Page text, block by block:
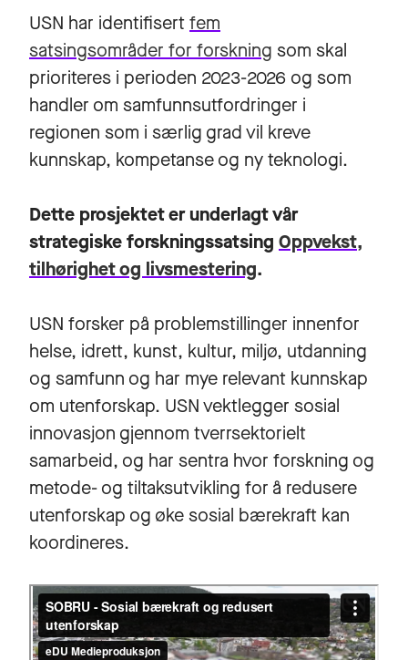
USN har identifisertfem
satsingsområder for forskning som skal
prioriteres i perioden 2023-2026 og som
handler om samfunnsutfordringer i
regionen som i særlig grad vil kreve
kunnskap, kompetanse og ny teknologi.
Dette prosjektet er underlagt vår
strategiske forskningssatsing Oppvekst,
tilhørighet og livsmestering.
USN forsker på problemstillinger innenfor
helse, idrett, kunst, kultur, miljø, utdanning
og samfunn og har mye relevant kunnskap
om utenforskap. USN vektlegger sosial
innovasjon gjennom tverrsektorielt
samarbeid, og har sentra hvor forskning og
metode- og tiltaksutvikling for å redusere
utenforskap og øke sosial bærekraft kan
koordineres.